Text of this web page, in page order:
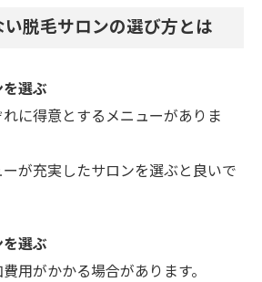
脱毛サロンの選び方とは
を選ぶ
に得意とするメニューがありま
が充実したサロンを選ぶと良いで
選ぶ
用がかかる場合があります。